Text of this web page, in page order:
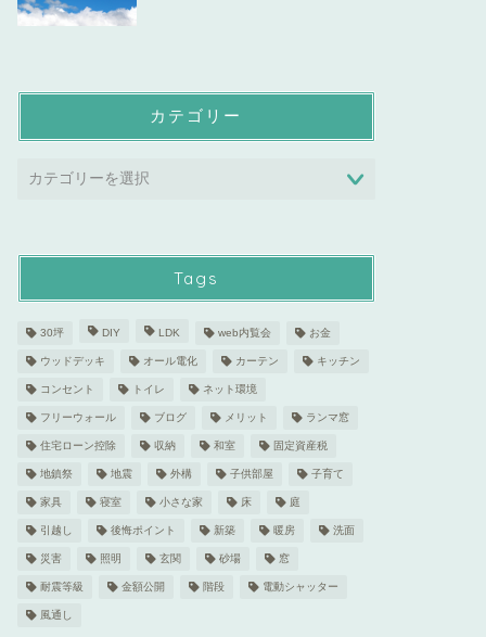
カテゴリー
Tags
30坪 DIY LDK web内覧会 お金
ウッドデッキ オール電化 カーテン キッチン
コンセント トイレ ネット環境
フリーウォール ブログ メリット ランマ窓
住宅ローン控除 収納 和室 固定資産税
地鎮祭 地震 外構 子供部屋 子育て
家具 寝室 小さな家 床 庭
引越し 後悔ポイント 新築 暖房 洗面
災害 照明 玄関 砂場 窓
耐震等級 金額公開 階段 電動シャッター
風通し